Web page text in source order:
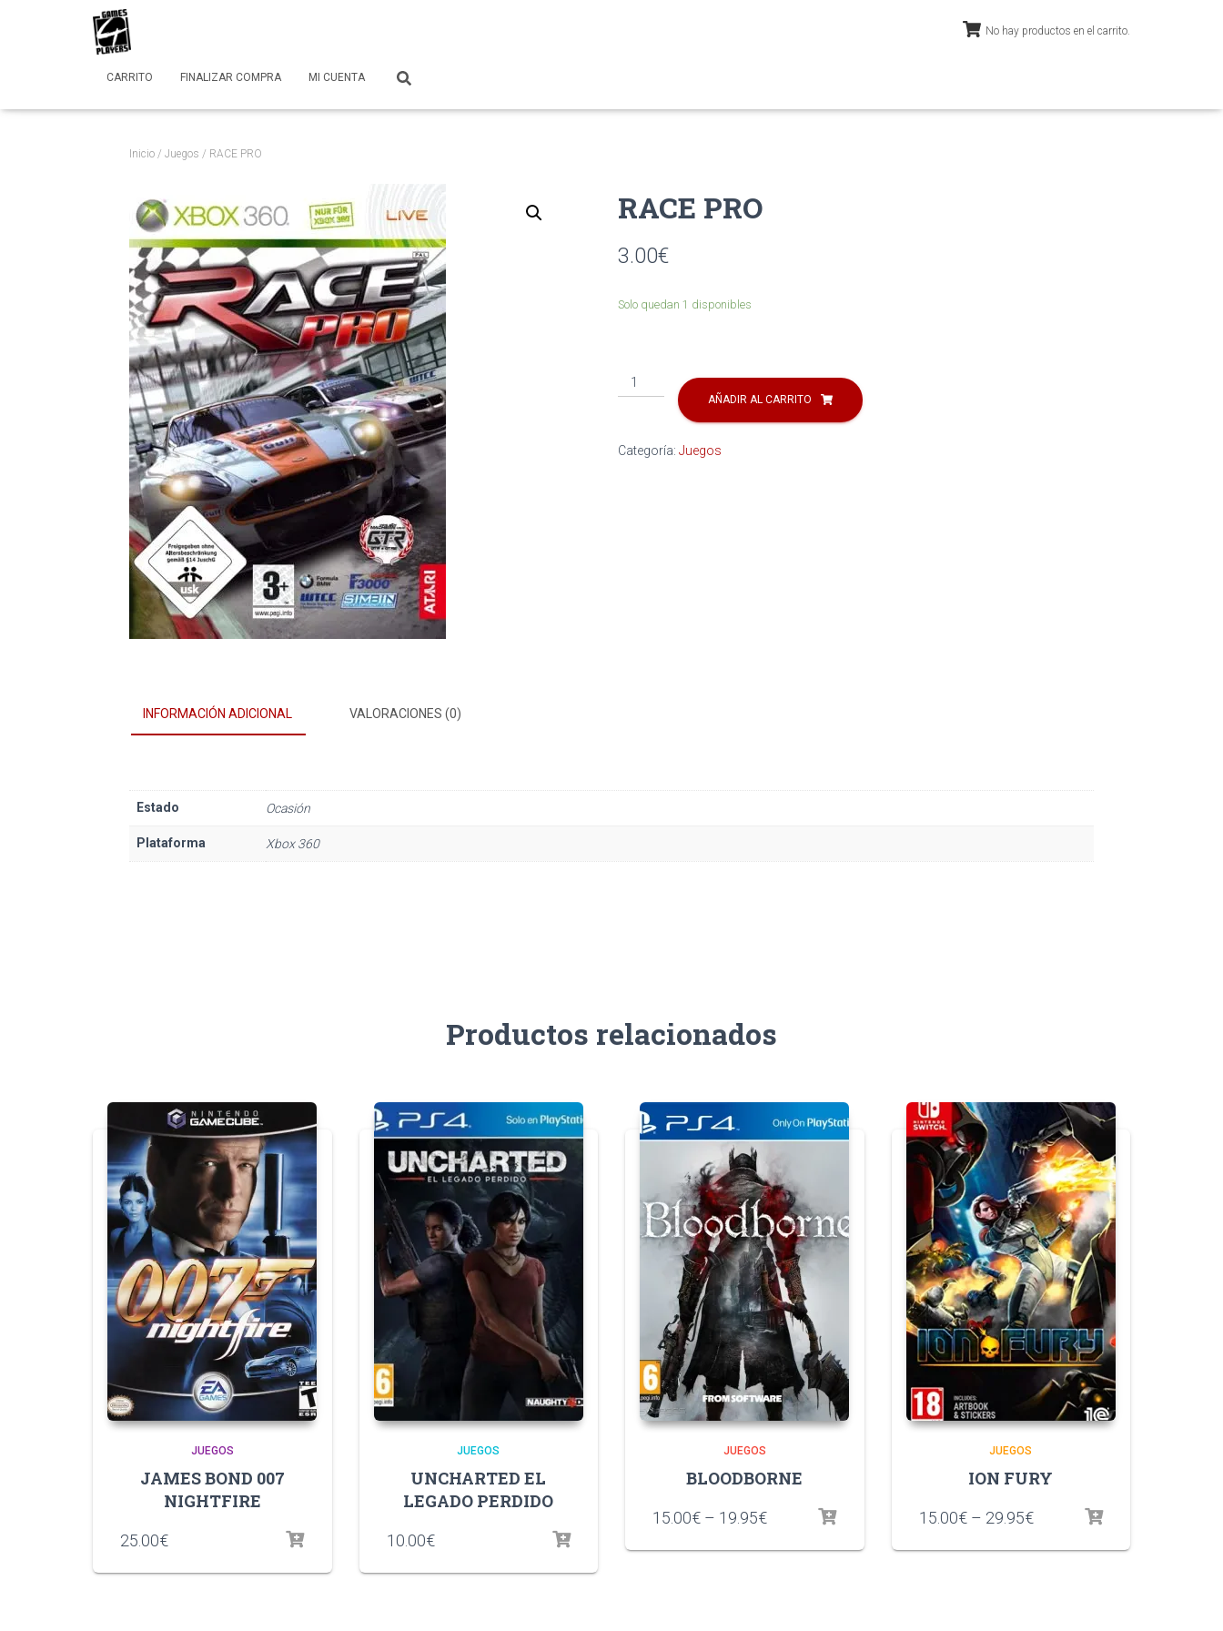
No hay productos en el carrito.
CARRITO FINALIZAR COMPRA MI CUENTA
Inicio / Juegos / RACE PRO
RACE PRO
3.00€
Solo quedan 1 disponibles
RACE
PRO
AÑADIR AL CARRITO
Categoría: Juegos
INFORMACIÓN ADICIONAL VALORACIONES (0)
Estado Ocasión
Plataforma Xbox 360
Productos relacionados
JUEGOS
JAMES BOND 007
NIGHTFIRE
25.00€
JUEGOS
UNCHARTED EL
LEGADO PERDIDO
10.00€
JUEGOS
BLOODBORNE
15.00€ – 19.95€
JUEGOS
ION FURY
15.00€– 29.95€